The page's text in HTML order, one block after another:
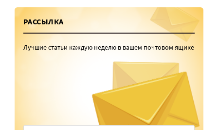
РАССЫЛКА
Лучшие статьи каждую неделю в вашем почтовом ящике